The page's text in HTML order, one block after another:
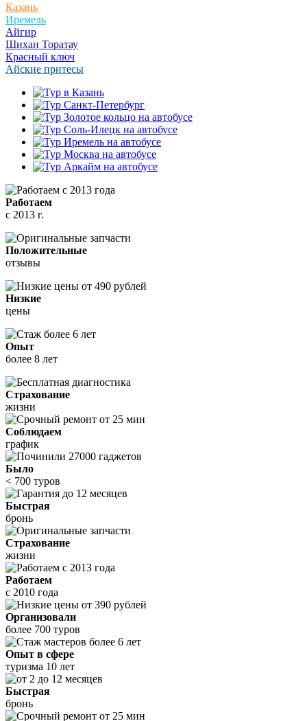
Казань
Иремель
Айгир
Шихан Торатау
Красный ключ
Айские притесы
Работаем
с 2013 г.
Положительные
отзывы
Низкие
цены
Опыт
более 8 лет
Страхование
жизни
Соблюдаем
график
Было
< 700 туров
Быстрая
бронь
Страхование
жизни
Работаем
с 2010 года
Организовали
более 700 туров
Опыт в сфере
туризма 10 лет
Быстрая
бронь